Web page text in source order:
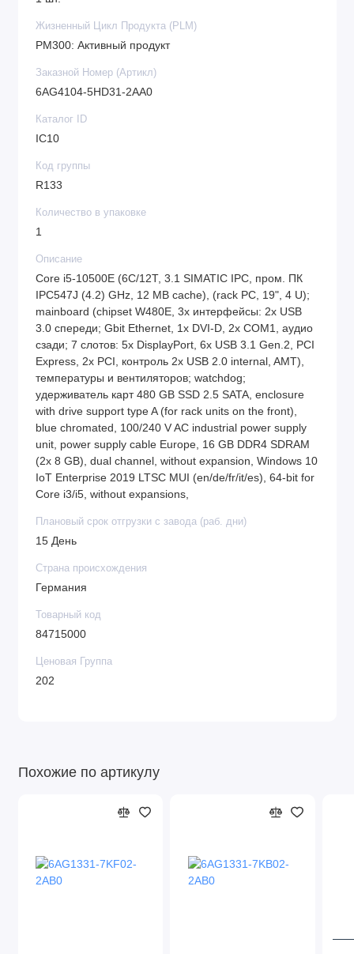
Жизненный Цикл Продукта (PLM)
PM300: Активный продукт
Заказной Номер (Артикл)
6AG4104-5HD31-2AA0
Каталог ID
IC10
Код группы
R133
Количество в упаковке
1
Описание
Core i5-10500E (6C/12T, 3.1 SIMATIC IPC, пром. ПК
IPC547J (4.2) GHz, 12 MB cache), (rack PC, 19", 4 U);
mainboard (chipset W480E, 3x интерфейсы: 2x USB
3.0 спереди; Gbit Ethernet, 1x DVI-D, 2x COM1, аудио
сзади; 7 слотов: 5x DisplayPort, 6x USB 3.1 Gen.2, PCI
Express, 2x PCI, контроль 2x USB 2.0 internal, AMT),
температуры и вентиляторов; watchdog;
удерживатель карт 480 GB SSD 2.5 SATA, enclosure
with drive support type A (for rack units on the front),
blue chromated, 100/240 V AC industrial power supply
unit, power supply cable Europe, 16 GB DDR4 SDRAM
(2x 8 GB), dual channel, without expansion, Windows 10
IoT Enterprise 2019 LTSC MUI (en/de/fr/it/es), 64-bit for
Core i3/i5, without expansions,
Плановый срок отгрузки с завода (раб. дни)
15 День
Страна происхождения
Германия
Товарный код
84715000
Ценовая Группа
202
Похожие по артикулу